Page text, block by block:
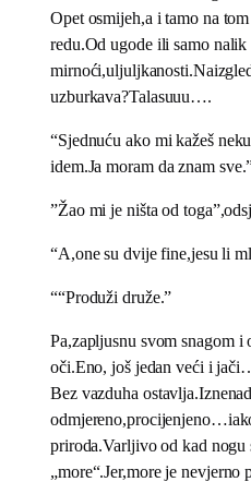
Opet osmijeh,a i tamo na
redu.Od ugode ili samo nalik
uzburkava?Talasuuu….
“Sjednuću ako mi kažeš
idem.Ja moram da znam
”Žao mi je ništa od
“A,one su dvije fine,jesu li
““Produži druže.”
Pa,zapljusnu svom snagom
oči.Eno, još jedan veći i
Bez vazduha
priroda.Varljivo od kad nogu
„more“.Jer,more je